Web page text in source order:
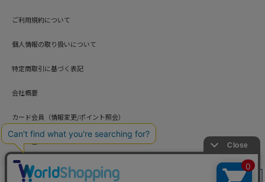
絞り込み
ご利用規約について
個人情報の取り扱いについて
特定商取引に基づく表記
会社概要
カード会員（情報変更/ポイント照会）